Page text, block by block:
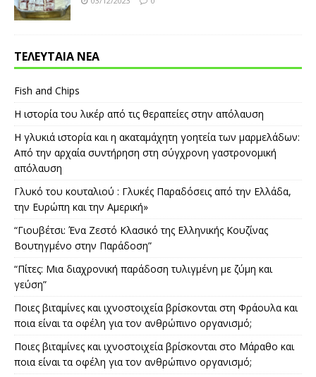
ΤΕΛΕΥΤΑΙΑ ΝΕΑ
Fish and Chips
Η ιστορία του λικέρ από τις θεραπείες στην απόλαυση
Η γλυκιά ιστορία και η ακαταμάχητη γοητεία των μαρμελάδων:
Από την αρχαία συντήρηση στη σύγχρονη γαστρονομική
απόλαυση
Γλυκό του κουταλιού : Γλυκές Παραδόσεις από την Ελλάδα,
την Ευρώπη και την Αμερική»
“Γιουβέτσι: Ένα Ζεστό Κλασικό της Ελληνικής Κουζίνας
Βουτηγμένο στην Παράδοση”
“Πίτες: Μια διαχρονική παράδοση τυλιγμένη με ζύμη και
γεύση”
Ποιες βιταμίνες και ιχνοστοιχεία βρίσκονται στη Φράουλα και
ποια είναι τα οφέλη για τον ανθρώπινο οργανισμό;
Ποιες βιταμίνες και ιχνοστοιχεία βρίσκονται στο Μάραθο και
ποια είναι τα οφέλη για τον ανθρώπινο οργανισμό;